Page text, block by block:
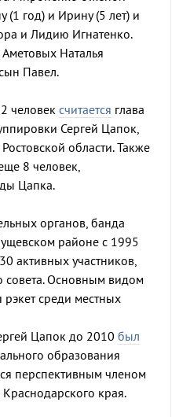
(1 год) и Ирину (5 лет) и
и Лидию Игнатенко.
Наталья
Павел.
человек считается глава
Сергей Цапок,
области. Также
8 человек,
Цапка.
органов, банда
районе с 1995
активных участников,
совета. Основным видом
рэкет среди местных
Цапок до 2010 был
образования
перспективным членом
края.